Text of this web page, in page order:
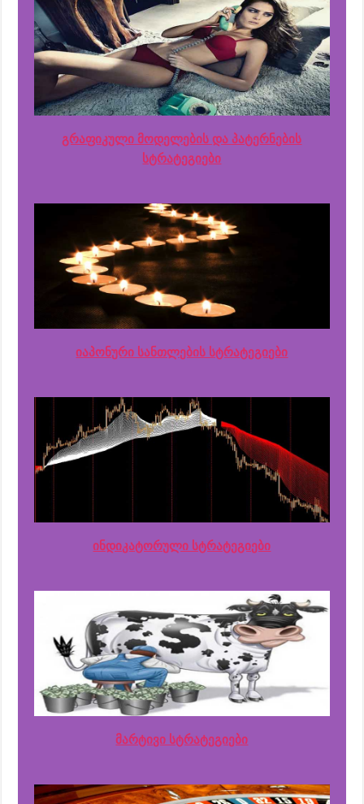
გრაფიკული მოდელების და პატერნების
სტრატეგიები
იაპონური სანთლების სტრატეგიები
ინდიკატორული სტრატეგიები
მარტივი სტრატეგიები